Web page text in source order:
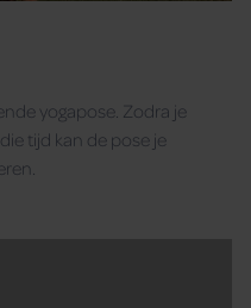
yogapose. Zodra je
tijd kan de pose je